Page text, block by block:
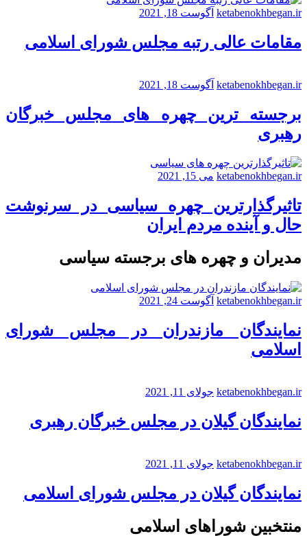
ketabenokhbegan.ir آگوست 18, 2021
مقامات عالی رتبه مجلس شورای اسلامی
ketabenokhbegan.ir آگوست 18, 2021
برجسته ترین چهره های مجلس خبرگان
رهبری
ketabenokhbegan.ir می 15, 2021
تاثیرگذارترین چهره سیاسی در سرنوشت
حال و آینده مردم ایران
مدیران و چهره های برجسته سیاسی
ketabenokhbegan.ir آگوست 24, 2021
نمایندگان مازندران در مجلس شورای
اسلامی
ketabenokhbegan.ir جولای 11, 2021
نمایندگان گیلان در مجلس خبرگان رهبری
ketabenokhbegan.ir جولای 11, 2021
نمایندگان گیلان در مجلس شورای اسلامی
منتخبین شوراهای اسلامی